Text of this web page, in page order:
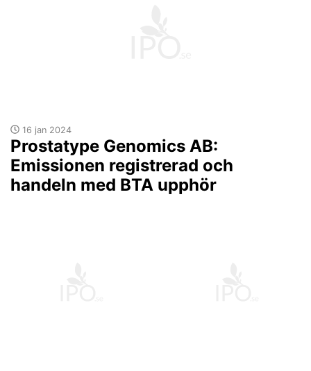
16 jan 2024
Prostatype Genomics AB:
Emissionen registrerad och
handeln med BTA upphör